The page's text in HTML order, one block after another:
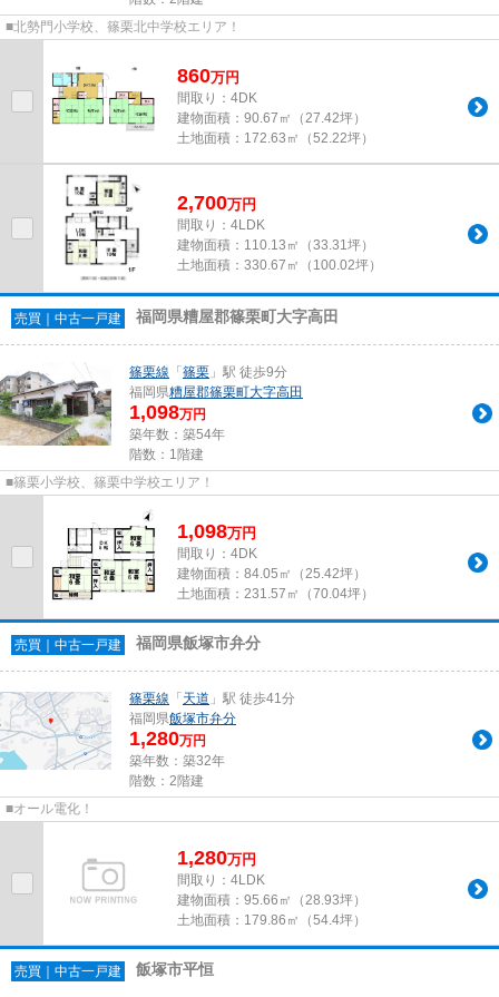
■北勢門小学校、篠栗北中学校エリア！
860万円
間取り：4DK
建物面積： 90.67㎡（27.42坪）
土地面積： 172.63㎡（52.22坪）
2,700万円
間取り：4LDK
建物面積： 110.13㎡（33.31坪）
土地面積： 330.67㎡（100.02坪）
売買｜中古一戸建 福岡県糟屋郡篠栗町大字高田
篠栗線 「 篠栗 」駅 徒歩9分
福岡県糟屋郡篠栗町大字高田
1,098万円
築年数：築54年
階数：1階建
■篠栗小学校、篠栗中学校エリア！
1,098万円
間取り：4DK
建物面積： 84.05㎡（25.42坪）
土地面積： 231.57㎡（70.04坪）
売買｜中古一戸建 福岡県飯塚市弁分
篠栗線 「 天道 」駅 徒歩41分
福岡県飯塚市弁分
1,280万円
築年数：築32年
階数：2階建
■オール電化！
1,280万円
間取り：4LDK
建物面積： 95.66㎡（28.93坪）
土地面積： 179.86㎡（54.4坪）
売買｜中古一戸建 飯塚市平恒